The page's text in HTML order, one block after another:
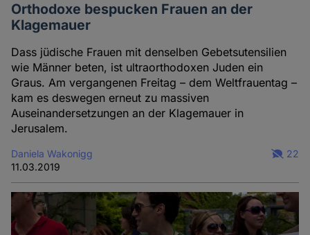
Orthodoxe bespucken Frauen an der
Klagemauer
Dass jüdische Frauen mit denselben Gebetsutensilien
wie Männer beten, ist ultraorthodoxen Juden ein
Graus. Am vergangenen Freitag – dem Weltfrauentag –
kam es deswegen erneut zu massiven
Auseinandersetzungen an der Klagemauer in
Jerusalem.
Daniela Wakonigg
11.03.2019
22